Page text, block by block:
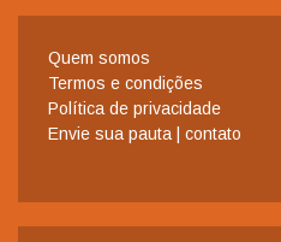
Quem somos
Termos e condições
Política de privacidade
Envie sua pauta | contato